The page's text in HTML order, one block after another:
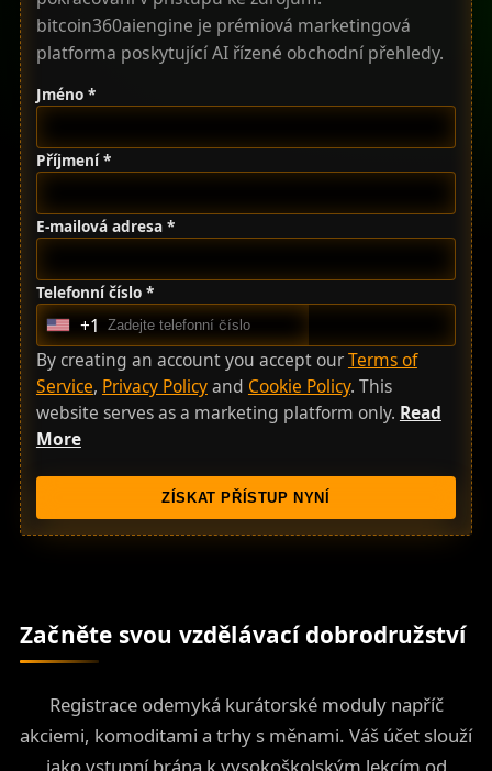
bitcoin360aiengine je prémiová marketingová
platforma poskytující AI řízené obchodní přehledy.
Jméno *
Příjmení *
E-mailová adresa *
Telefonní číslo *
U
n
i
t
e
t
a
s
+
+1
By creating an account you accept ourTerms of
Service, Privacy Policyand Cookie Policy. This
website serves as a marketing platform only. Read
More
ZÍSKAT PŘÍSTUP NYNÍ
Začněte svou vzdělávací dobrodružství
Registrace odemyká kurátorské moduly napříč
akciemi, komoditami a trhy s měnami. Váš účet slouží